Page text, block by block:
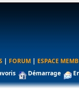
| FORUM | ESPACE
Démarrage